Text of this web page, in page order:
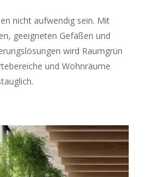
nicht aufwendig sein. Mit
geeigneten Gefäßen und
wird Raumgrün
und Wohnräume